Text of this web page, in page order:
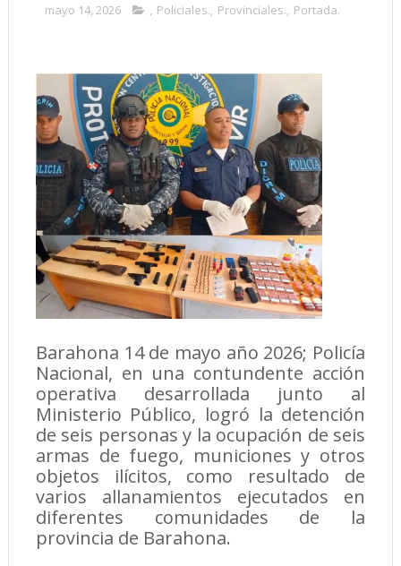
mayo 14, 2026 , Policiales., Provinciales., Portada.
Barahona 14 de mayo año 2026; Policía
Nacional, en una contundente acción
operativa desarrollada junto al
Ministerio Público, logró la detención
de seis personas y la ocupación de seis
armas de fuego, municiones y otros
objetos ilícitos, como resultado de
varios allanamientos ejecutados en
diferentes comunidades de la
provincia de Barahona.